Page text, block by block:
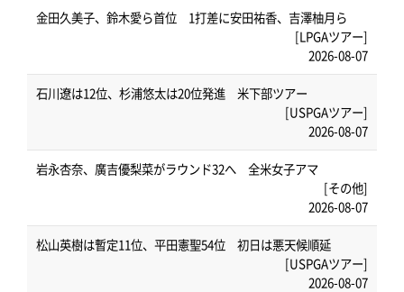
金田久美子、鈴木愛ら首位 1打差に安田祐香、吉澤柚月ら
[LPGAツアー]
2026-08-07
石川遼は12位、杉浦悠太は20位発進 米下部ツアー
[USPGAツアー]
2026-08-07
岩永杏奈、廣吉優梨菜がラウンド32へ 全米女子アマ
[その他]
2026-08-07
松山英樹は暫定11位、平田憲聖54位 初日は悪天候順延
[USPGAツアー]
2026-08-07